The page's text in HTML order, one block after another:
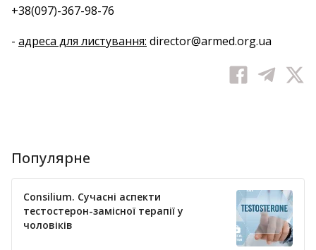
+38(097)-367-98-76
- адреса для листування: director@armed.org.ua
Популярне
Consilium. Сучасні аспекти
тестостерон-замісної терапії у
чоловіків